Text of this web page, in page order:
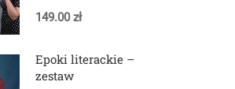
149.00 zł
Epoki literackie –
zestaw